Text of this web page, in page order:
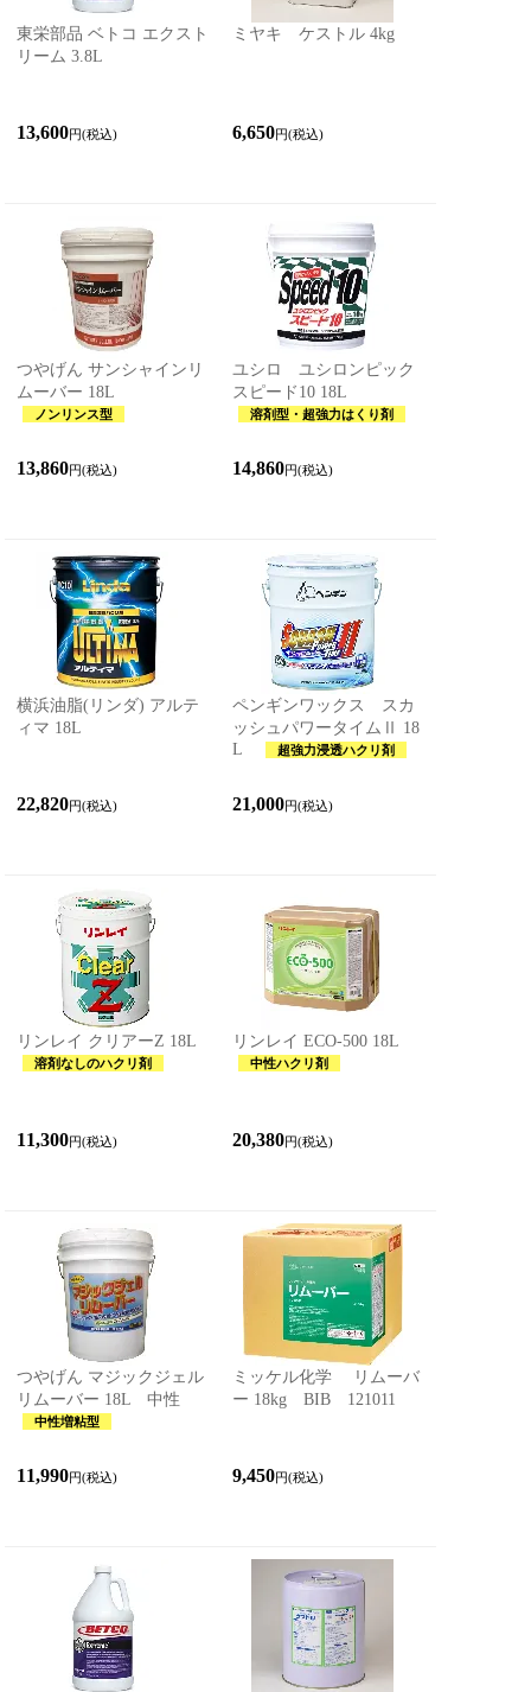
東栄部品 ベトコ エクスト
リーム 3.8L
13,600円(税込)
ミヤキ ケストル 4kg
6,650円(税込)
つやげん サンシャインリ
ムーバー 18L
ノンリンス型
13,860円(税込)
ユシロ ユシロンピック
スピード10 18L
溶剤型・超強力はくり剤
14,860円(税込)
横浜油脂(リンダ) アルテ
ィマ 18L
22,820円(税込)
ペンギンワックス スカ
ッシュパワータイムⅡ 18
L
超強力浸透ハクリ剤
21,000円(税込)
リンレイ クリアーZ 18L
溶剤なしのハクリ剤
11,300円(税込)
リンレイ ECO-500 18L
中性ハクリ剤
20,380円(税込)
つやげん マジックジェル
リムーバー 18L 中性
中性増粘型
11,990円(税込)
ミッケル化学 リムーバ
ー 18kg BIB 121011
9,450円(税込)